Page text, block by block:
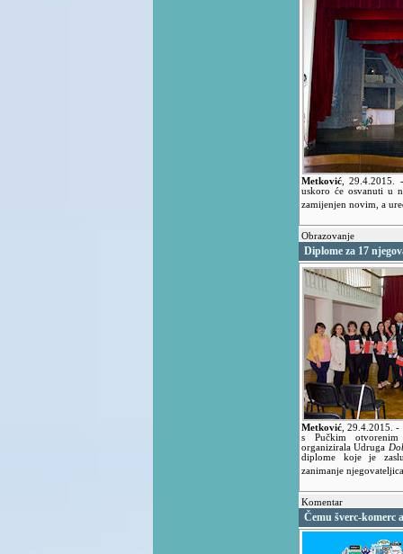
Metković ,29.4.2015.
uskoro će osvanuti u
zamijenjen novim, a
Obrazovanje
Diplome za 17
Metković ,29.4.2015.-
s Pučkim
organizirala Udruga
diplome koje je
zanimanje
Komentar
Čemu šverc-komerc